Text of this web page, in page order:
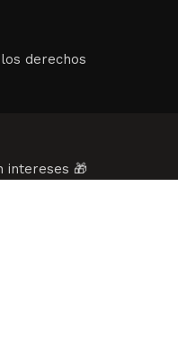
derechos
intereses 🎁